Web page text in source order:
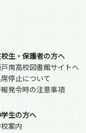
生・保護者の方へ
南高校図書館サイトへ
停止について
発令時の注意事項
生の方へ
案内